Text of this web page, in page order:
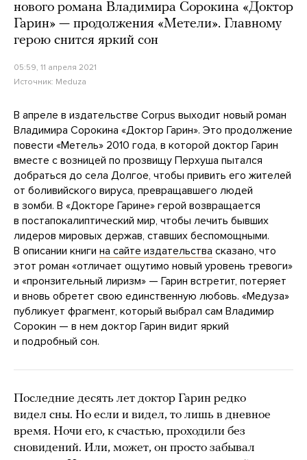
нового романа Владимира Сорокина «Доктор
Гарин» — продолжения «Метели». Главному
герою снится яркий сон
05:59, 11 апреля 2021
Источник: Meduza
В апреле в издательстве Corpus выходит новый роман
Владимира Сорокина «Доктор Гарин». Это продолжение
повести «Метель» 2010 года, в которой доктор Гарин
вместе с возницей по прозвищу Перхуша пытался
добраться до села Долгое, чтобы привить его жителей
от боливийского вируса, превращавшего людей
в зомби. В «Докторе Гарине» герой возвращается
в постапокалиптический мир, чтобы лечить бывших
лидеров мировых держав, ставших беспомощными.
В описании книги на сайте издательства сказано, что
этот роман «отличает ощутимо новый уровень тревоги»
и «пронзительный лиризм» — Гарин встретит, потеряет
и вновь обретет свою единственную любовь. «Медуза»
публикует фрагмент, который выбрал сам Владимир
Сорокин — в нем доктор Гарин видит яркий
и подробный сон.
Последние десять лет доктор Гарин редко
видел сны. Но если и видел, то лишь в дневное
время. Ночи его, к счастью, проходили без
сновидений. Или, может, он просто забывал